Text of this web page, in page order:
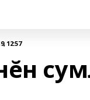
12:57